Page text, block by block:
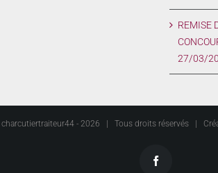
REMISE
27/03/
- 2026 | Tous droits réservés |
Facebook